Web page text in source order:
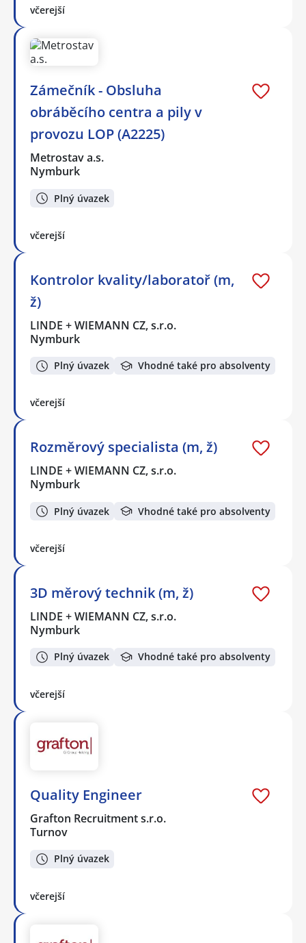
včerejší
Zámečník - Obsluha
obráběcího centra a pily v
provozu LOP (A2225)
Metrostav a.s.
Nymburk
Plný úvazek
včerejší
Kontrolor kvality/laboratoř (m,
ž)
LINDE + WIEMANN CZ, s.r.o.
Nymburk
Plný úvazek Vhodné také pro absolventy
včerejší
Rozměrový specialista (m, ž)
LINDE + WIEMANN CZ, s.r.o.
Nymburk
Plný úvazek Vhodné také pro absolventy
včerejší
3D měrový technik (m, ž)
LINDE + WIEMANN CZ, s.r.o.
Nymburk
Plný úvazek Vhodné také pro absolventy
včerejší
Quality Engineer
Grafton Recruitment s.r.o.
Turnov
Plný úvazek
včerejší